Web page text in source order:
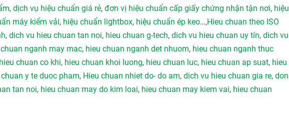
, dịch vụ hiệu chuẩn giá rẻ, đơn vị hiệu chuẩn cấp giấy chứng nhận tận nơi, hiệu
máy kiểm vải, hiệu chuẩn lightbox, hiệu chuẩn ép keo…,Hieu chuan theo ISO
, dich vu hieu chuan tan noi, hieu chuan g-tech, dich vu hieu chuan uy tín, dich vu
nganh may mac, hieu chuan nganh det nhuom, hieu chuan nganh thuc
hieu chuan co khi, hieu chuan khoi luong, hieu chuan luc, hieu chuan ap suat, hieu
y te duoc pham, Hieu chuan nhiet do- do am, dich vu hieu chuan gia re, don
tan noi, hieu chuan may do kim loai, hieu chuan may kiem vai, hieu chuan